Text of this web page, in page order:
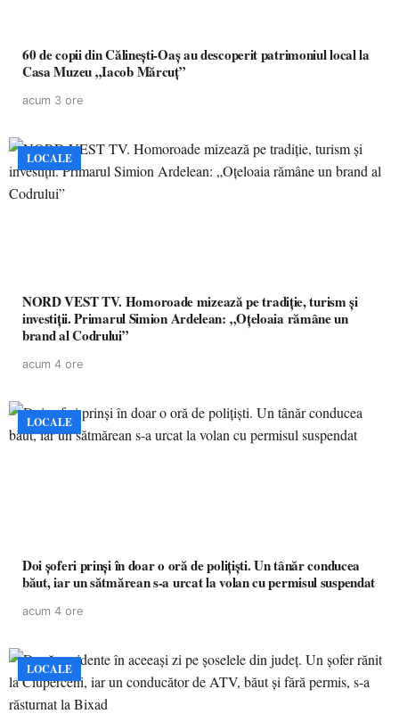
60 de copii din Călinești-Oaș au descoperit patrimoniul local la
Casa Muzeu „Iacob Mărcuț”
acum 3 ore
LOCALE
NORD VEST TV. Homoroade mizează pe tradiție, turism și
investiții. Primarul Simion Ardelean: „Oțeloaia rămâne un
brand al Codrului”
acum 4 ore
LOCALE
Doi șoferi prinși în doar o oră de polițiști. Un tânăr conducea
băut, iar un sătmărean s-a urcat la volan cu permisul suspendat
acum 4 ore
LOCALE